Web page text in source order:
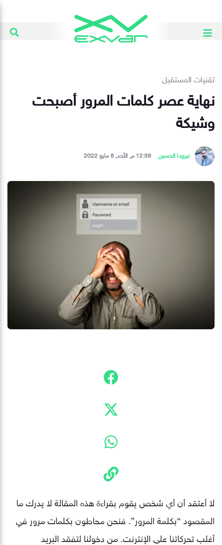
تقنيات المستقبل
نهاية عصر كلمات المرور أصبحت
وشيكة
نيرودا الحسين 12:39 م, الأحد, 8 مايو 2022
لا أعتقد أن أي شخص يقوم بقراءة هذه المقالة لا يدرك ما
المقصود “بكلمة المرور”. فنحن محاطون بكلمات مرور في
أغلب تحركاتنا على الإنترنت. من دخولنا لتفقد البريد